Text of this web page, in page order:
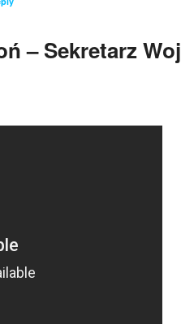
– Sekretarz